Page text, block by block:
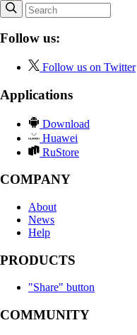
Follow us:
Follow us on Twitter
Applications
Download
Huawei
RuStore
COMPANY
About
News
Help
PRODUCTS
"Share" button
COMMUNITY